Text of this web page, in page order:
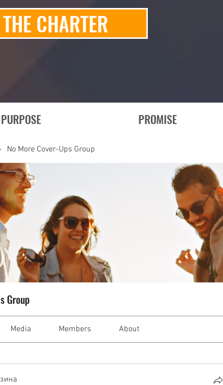
CHARTER
PURPOSE PROMISE
No More Cover-Ups Group
Group
Media Members About